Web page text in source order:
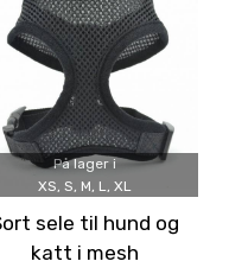
På lager i
XS, S, M, L, XL
sele til hund og
katt i mesh